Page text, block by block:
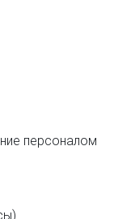
персоналом